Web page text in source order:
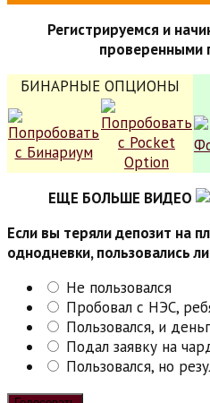
Регистрируемся и
проверенными
БИНАРНЫЕ ОПЦИОНЫ
ЕЩЕ БОЛЬШЕ ВИДЕО
Если вы теряли депозит на
однодневки, пользовались
Не пользовался
Пробовал с НЭС,
Пользовался, и
Подал заявку на
Пользовался, но